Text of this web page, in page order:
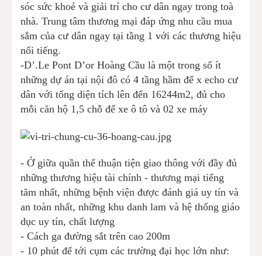
sóc sức khoẻ và giải trí cho cư dân ngay trong toà
nhà. Trung tâm thương mại đáp ứng nhu cầu mua
sắm của cư dân ngay tại tầng 1 với các thương hiệu
nổi tiếng.
-D’.Le Pont D’or Hoàng Cầu là một trong số ít
những dự án tại nội đô có 4 tầng hầm để x echo cư
dân với tổng diện tích lên đến 16244m2, đủ cho
mỗi căn hộ 1,5 chỗ để xe ô tô và 02 xe máy
- Ở giữa quần thể thuận tiện giao thông với đầy đủ
những thương hiệu tài chính - thương mại tiếng
tăm nhất, những bệnh viện được đánh giá uy tín và
an toàn nhất, những khu danh lam và hệ thống giáo
dục uy tín, chất lượng
- Cách ga đường sắt trên cao 200m
- 10 phút để tới cụm các trường đại học lớn như: